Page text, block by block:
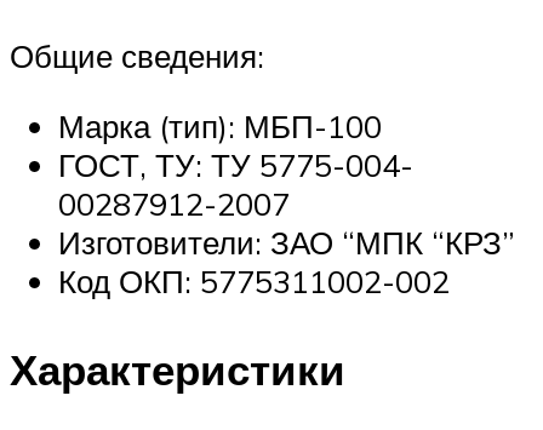
Общие сведения:
Марка (тип): МБП-100
ГОСТ, ТУ: ТУ 5775-004-
00287912-2007
Изготовители: ЗАО “МПК “КРЗ”
Код ОКП: 5775311002-002
Характеристики